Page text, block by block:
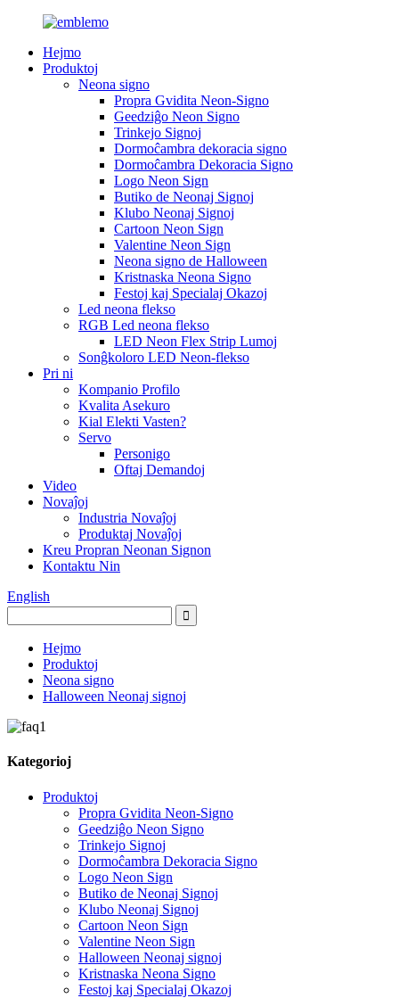
Hejmo
Produktoj
Neona signo
Propra Gvidita Neon-Signo
Geedziĝo Neon Signo
Trinkejo Signoj
Dormoĉambra dekoracia signo
Dormoĉambra Dekoracia Signo
Logo Neon Sign
Butiko de Neonaj Signoj
Klubo Neonaj Signoj
Cartoon Neon Sign
Valentine Neon Sign
Neona signo de Halloween
Kristnaska Neona Signo
Festoj kaj Specialaj Okazoj
Led neona flekso
RGB Led neona flekso
LED Neon Flex Strip Lumoj
Sonĝkoloro LED Neon-flekso
Pri ni
Kompanio Profilo
Kvalita Asekuro
Kial Elekti Vasten?
Servo
Personigo
Oftaj Demandoj
Video
Novaĵoj
Industria Novaĵoj
Produktaj Novaĵoj
Kreu Propran Neonan Signon
Kontaktu Nin
English
Hejmo
Produktoj
Neona signo
Halloween Neonaj signoj
Kategorioj
Produktoj
Propra Gvidita Neon-Signo
Geedziĝo Neon Signo
Trinkejo Signoj
Dormoĉambra Dekoracia Signo
Logo Neon Sign
Butiko de Neonaj Signoj
Klubo Neonaj Signoj
Cartoon Neon Sign
Valentine Neon Sign
Halloween Neonaj signoj
Kristnaska Neona Signo
Festoj kaj Specialaj Okazoj